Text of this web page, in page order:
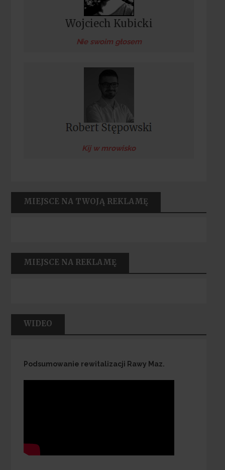
Wojciech Kubicki
Nie swoim głosem
Kij w mrowisko
MIEJSCE NA TWOJĄ REKLAMĘ
MIEJSCE NA REKLAMĘ
WIDEO
Podsumowanie rewitalizacji Rawy Maz.